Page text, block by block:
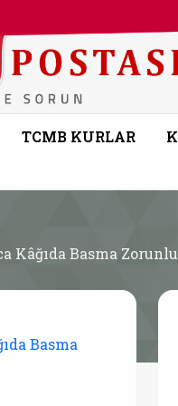
TCMB KURLAR
Kâğıda Basma